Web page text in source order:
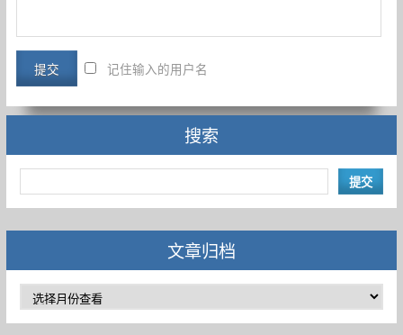
记住输入的用户名
搜索
文章归档